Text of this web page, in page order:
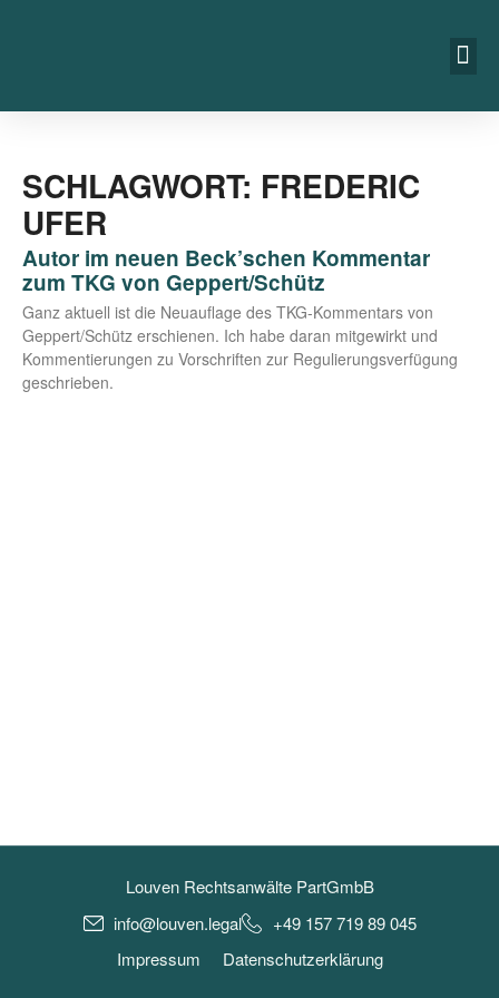
SCHLAGWORT: FREDERIC
UFER
Autor im neuen Beck’schen Kommentar
zum TKG von Geppert/​Schütz
Ganz aktu­ell ist die Neu­auf­la­ge des TKG-Kom­men­tars von
Geppert/​Schütz erschie­nen. Ich habe dar­an mit­ge­wirkt und
Kom­men­tie­run­gen zu Vor­schrif­ten zur Regu­lie­rungs­ver­fü­gung
geschrieben.
Louven Rechtsanwälte PartGmbB
info@louven.legal
+49 157 719 89 045
Impressum
Datenschutzerklärung